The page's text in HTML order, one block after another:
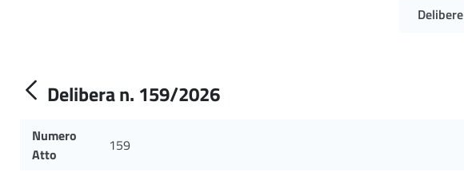
Delibere
Delibera n. 159/2026
Numero
Atto
159